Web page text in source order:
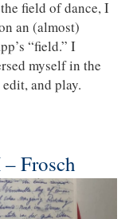
field of dance, I
an (almost)
“field.” I
myself in the
and play.
Frosch